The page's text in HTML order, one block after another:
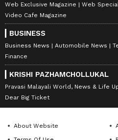
Web Exclusive Magazine
Web
Video Cafe Magazine
BUSINESS
Business News Automobile News
Finance
KRISHI PAZHAMCHOLLUKAL
Pravasi Malayali World, News & Life
Dear Big Ticket
About Website